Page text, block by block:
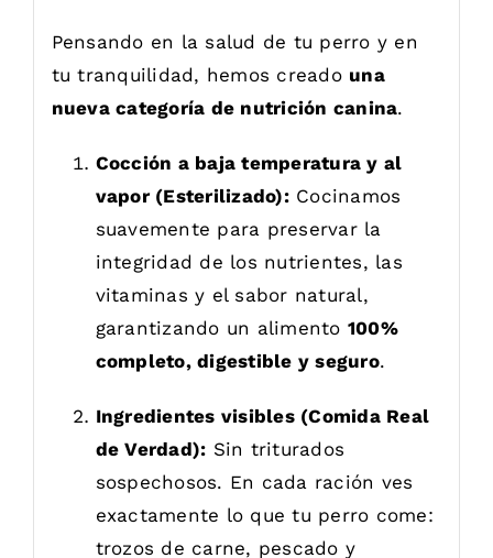
Pensando en la salud de tu perro y en
tu tranquilidad, hemos creado una
nueva categoría de nutrición canina.
Cocción a baja temperatura y al
vapor (Esterilizado):Cocinamos
suavemente para preservar la
integridad de los nutrientes, las
vitaminas y el sabor natural,
garantizando un alimento 100%
completo, digestible y seguro.
Ingredientes visibles (Comida Real
de Verdad): Sin triturados
sospechosos. En cada ración ves
exactamente lo que tu perro come:
trozos de carne, pescado y